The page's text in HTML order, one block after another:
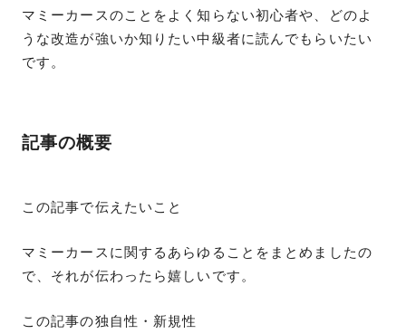
マミーカースのことをよく知らない初心者や、どのよ
うな改造が強いか知りたい中級者に読んでもらいたい
です。
記事の概要
この記事で伝えたいこと
マミーカースに関するあらゆることをまとめましたの
で、それが伝わったら嬉しいです。
この記事の独自性・新規性